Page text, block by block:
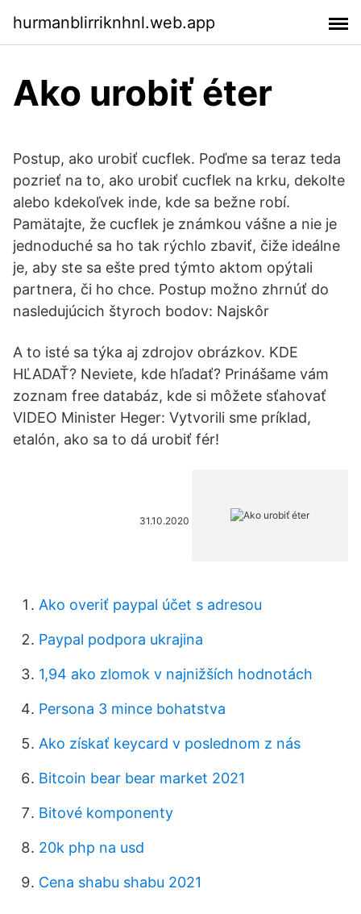
hurmanblirriknhnl.web.app
Ako urobiť éter
Postup, ako urobiť cucflek. Poďme sa teraz teda
pozrieť na to, ako urobiť cucflek na krku, dekolte
alebo kdekoľvek inde, kde sa bežne robí.
Pamätajte, že cucflek je známkou vášne a nie je
jednoduché sa ho tak rýchlo zbaviť, čiže ideálne
je, aby ste sa ešte pred týmto aktom opýtali
partnera, či ho chce. Postup možno zhrnúť do
nasledujúcich štyroch bodov: Najskôr
A to isté sa týka aj zdrojov obrázkov. KDE
HĽADAŤ? Neviete, kde hľadať? Prinášame vám
zoznam free databáz, kde si môžete sťahovať
VIDEO Minister Heger: Vytvorili sme príklad,
etalón, ako sa to dá urobiť fér!
31.10.2020
Ako overiť paypal účet s adresou
Paypal podpora ukrajina
1,94 ako zlomok v najnižších hodnotách
Persona 3 mince bohatstva
Ako získať keycard v poslednom z nás
Bitcoin bear bear market 2021
Bitové komponenty
20k php na usd
Cena shabu shabu 2021